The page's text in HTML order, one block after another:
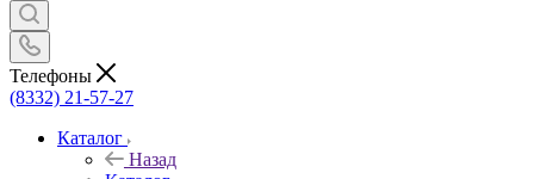
Телефоны
(8332) 21-57-27
Каталог
Назад